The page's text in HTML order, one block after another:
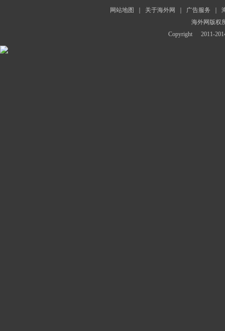
网站地图 关于海外网 广告服务
海外网版权
Copyright
2011-